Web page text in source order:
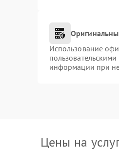
Использование
информации при
Цены на